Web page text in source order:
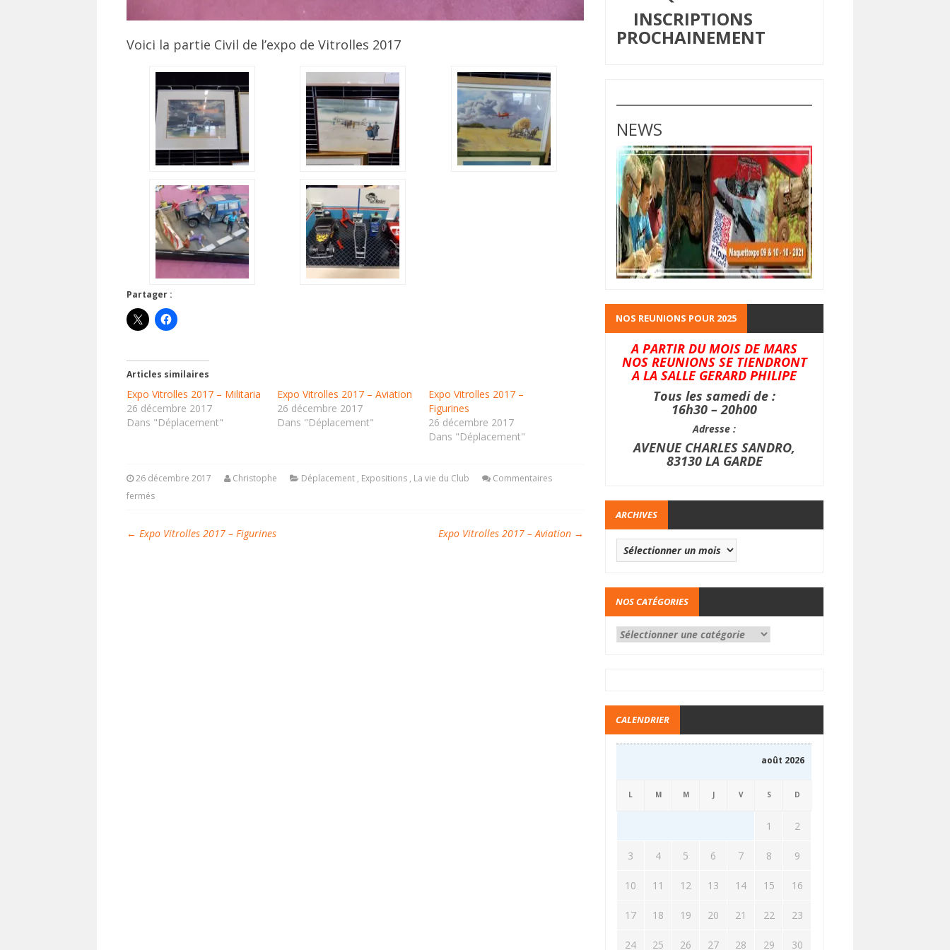
Voici la partie Civil de l’expo de Vitrolles 2017
Partager :
Articles similaires
Expo Vitrolles 2017 – Militaria
26 décembre 2017
Dans "Déplacement"
Expo Vitrolles 2017 – Aviation
26 décembre 2017
Dans "Déplacement"
Expo Vitrolles 2017 –
Figurines
26 décembre 2017
Dans "Déplacement"
26 décembre 2017 Christophe Déplacement, Expositions, La vie du Club
Commentaires
fermés
← Expo Vitrolles 2017 – Figurines Expo Vitrolles 2017 – Aviation →
INSCRIPTIONS
PROCHAINEMENT
NEWS
NOS REUNIONS POUR 2025
A PARTIR DU MOIS DE MARS
NOS REUNIONS SE TIENDRONT
A LA SALLE GERARD PHILIPE
Tous les samedi de :
16h30 – 20h00
Adresse :
AVENUE CHARLES SANDRO,
83130 LA GARDE
ARCHIVES
NOS CATÉGORIES
CALENDRIER
août 2026
L M M J V S D
1 2
3 4 5 6 7 8 9
10 11 12 13 14 15 16
17 18 19 20 21 22 23
24 25 26 27 28 29 30